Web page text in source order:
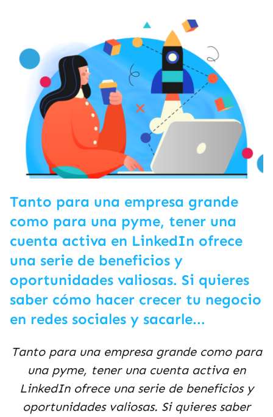
Tanto para una empresa grande
como para una pyme, tener una
cuenta activa en LinkedIn ofrece
una serie de beneficios y
oportunidades valiosas. Si quieres
saber cómo hacer crecer tu negocio
en redes sociales y sacarle...
Tanto para una empresa grande como para
una pyme, tener una cuenta activa en
LinkedIn ofrece una serie de beneficios y
oportunidades valiosas. Si quieres saber